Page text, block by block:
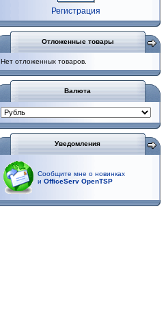
Регистрация
Отложенные товары
Нет отложенных товаров.
Валюта
Уведомления
Сообщите мне о новинках
и OfficeServ OpenTSP